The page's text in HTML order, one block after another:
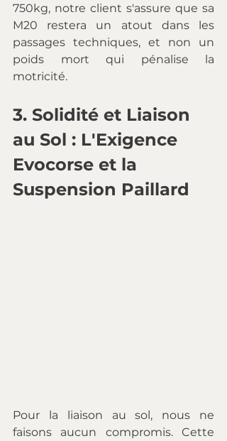
750kg, notre client s'assure que sa
M20 restera un atout dans les
passages techniques, et non un
poids mort qui pénalise la
motricité.
3. Solidité et Liaison
au Sol : L'Exigence
Evocorse et la
Suspension Paillard
Pour la liaison au sol, nous ne